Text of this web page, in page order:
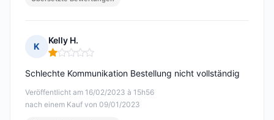
K
Kelly H.
Hinweis: 1 von 5
Veröffentlicht am 16/02/2023 à 15h56
nach einem Kauf von 09/01/2023
Schlechte Kommunikation Bestellung nicht vollständig